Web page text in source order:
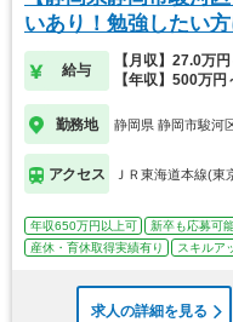
いあり！勉強したい
給与
【月収】27.0万
【年収】500万
勤務地 静岡県 静岡市駿河
アクセス ＪＲ東海道本線(
年収650万円以上可 新卒も応募可
産休・育休取得実績有り
スキルア
求人の詳細を見る